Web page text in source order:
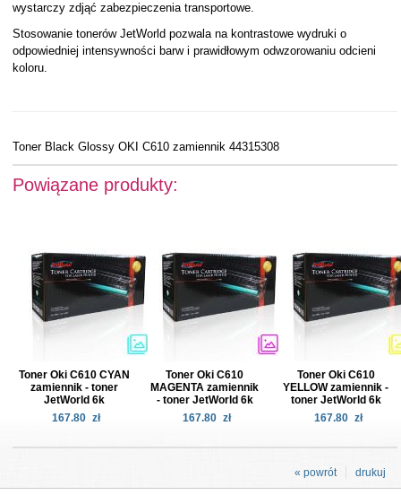
wystarczy zdjąć zabezpieczenia transportowe.
Stosowanie tonerów JetWorld pozwala na kontrastowe wydruki o
odpowiedniej intensywności barw i prawidłowym odwzorowaniu odcieni
koloru.
Toner Black Glossy OKI C610 zamiennik 44315308
Powiązane produkty:
Toner Oki C610 CYAN
zamiennik - toner
JetWorld 6k
167.80 zł
Toner Oki C610
MAGENTA zamiennik
- toner JetWorld 6k
167.80 zł
Toner Oki C610
YELLOW zamiennik -
toner JetWorld 6k
167.80 zł
drukuj
« powrót